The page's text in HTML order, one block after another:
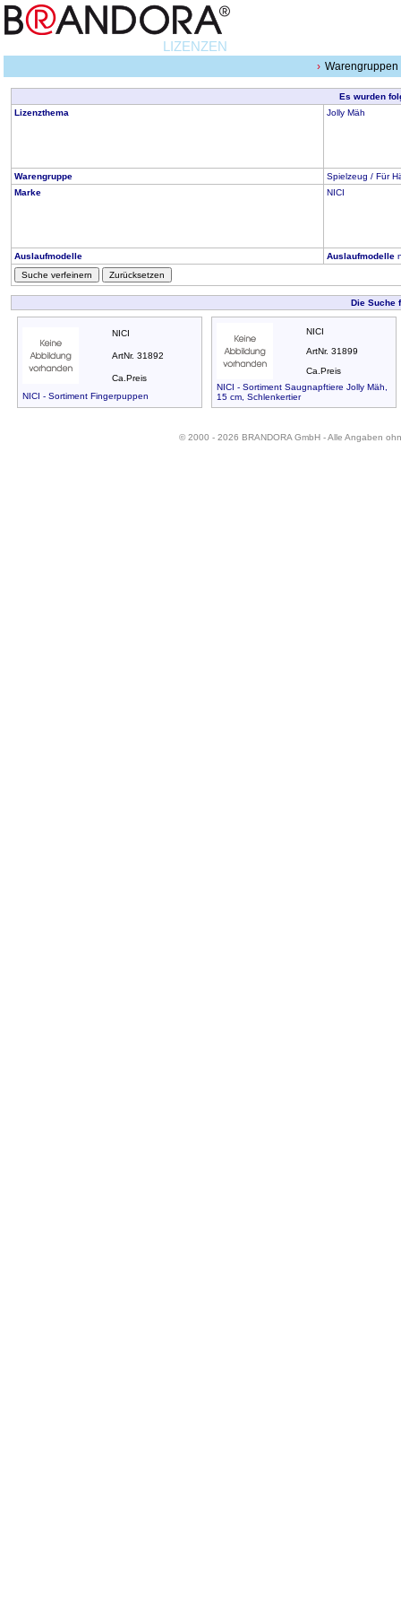
LIZENZEN
Warengruppen
Es wurden
Lizenzthema
Jolly Mäh
Warengruppe
Spielzeug / Für
Marke
NICI
Auslaufmodelle Auslaufmodelle
Suche verfeinern
Zurücksetzen
Die Suche
NICI
ArtNr. 31892
Ca.Preis
NICI - Sortiment Fingerpuppen
NICI
ArtNr. 31899
Ca.Preis
NICI - Sortiment Saugnapftiere Jolly Mäh,
15 cm, Schlenkertier
© 2000 - 2026 BRANDORA GmbH - Alle Angaben